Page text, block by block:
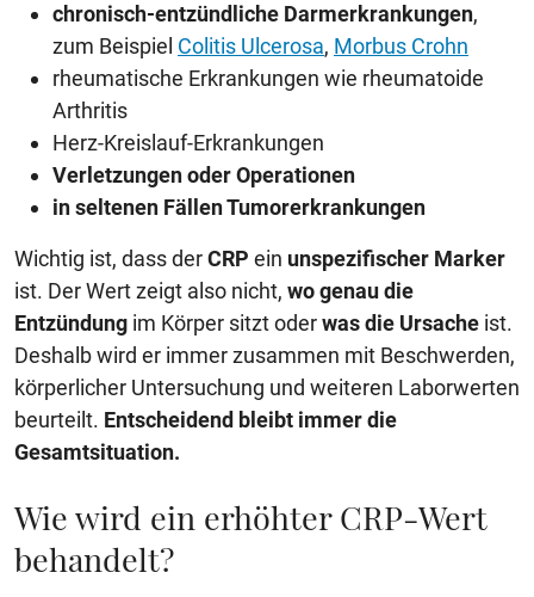
chronisch-entzündliche Darmerkrankungen,
zum Beispiel Colitis Ulcerosa, Morbus Crohn
rheumatische Erkrankungen wie rheumatoide
Arthritis
Herz-Kreislauf-Erkrankungen
Verletzungen oder Operationen
in seltenen Fällen Tumorerkrankungen
Wichtig ist, dass derCRP ein unspezifischer Marker
ist. Der Wert zeigt also nicht, wo genau die
Entzündung im Körper sitzt oderwas die Ursache ist.
Deshalb wird er immer zusammen mit Beschwerden,
körperlicher Untersuchung und weiteren Laborwerten
beurteilt. Entscheidend bleibt immer die
Gesamtsituation.
Wie wird ein erhöhter CRP-Wert
behandelt?